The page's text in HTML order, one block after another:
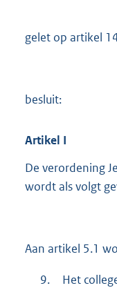
gelet op artikel
besluit:
Artikel I
De verordening
wordt als volgt
Aan artikel 5.1
9.
Het